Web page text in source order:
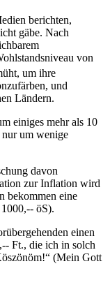
berichten,
gäbe. Nach
von
um ihre
und
Ländern.
einiges mehr als 10
um wenige
davon
zur Inflation wird
bekommen eine
öS).
einen
Ft., die ich in solch
(Mein Gott